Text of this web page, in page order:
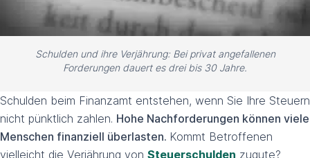
Schulden und ihre Verjährung: Bei privat angefallenen
Forderungen dauert es drei bis 30 Jahre.
Schulden beim Finanzamt entstehen, wenn Sie Ihre Steuern
nicht pünktlich zahlen. Hohe Nachforderungen können viele
Menschen finanziell überlasten. Kommt Betroffenen
vielleicht die Verjährung von Steuerschulden zugute?